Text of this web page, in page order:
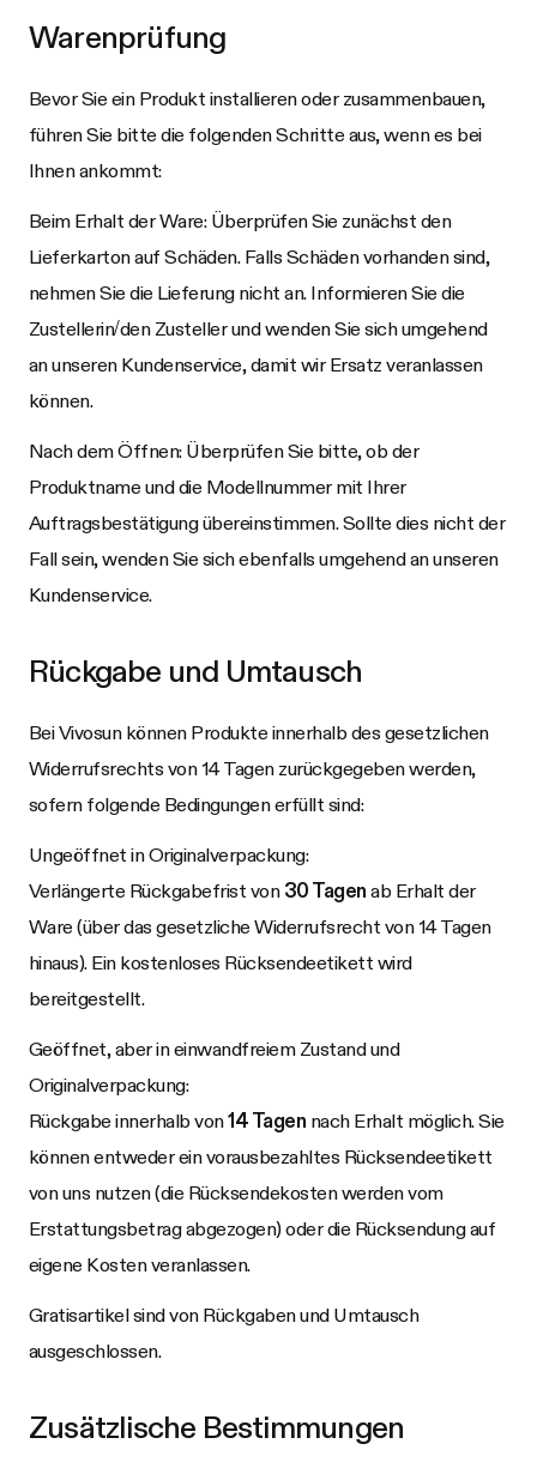
Warenprüfung
Bevor Sie ein Produkt installieren oder zusammenbauen,
führen Sie bitte die folgenden Schritte aus, wenn es bei
Ihnen ankommt:
Beim Erhalt der Ware: Überprüfen Sie zunächst den
Lieferkarton auf Schäden. Falls Schäden vorhanden sind,
nehmen Sie die Lieferung nicht an. Informieren Sie die
Zustellerin/den Zusteller und wenden Sie sich umgehend
an unseren Kundenservice, damit wir Ersatz veranlassen
können.
Nach dem Öffnen: Überprüfen Sie bitte, ob der
Produktname und die Modellnummer mit Ihrer
Auftragsbestätigung übereinstimmen. Sollte dies nicht der
Fall sein, wenden Sie sich ebenfalls umgehend an unseren
Kundenservice.
Rückgabe und Umtausch
BeiVivosunkönnen Produkte innerhalb des gesetzlichen
Widerrufsrechts von 14 Tagen zurückgegeben werden,
sofern folgende Bedingungen erfüllt sind:
Ungeöffnet in Originalverpackung:
Verlängerte Rückgabefrist von 30 Tagen ab Erhalt der
Ware (über das gesetzliche Widerrufsrecht von 14 Tagen
hinaus). Ein kostenloses Rücksendeetikett wird
bereitgestellt.
Geöffnet, aber in einwandfreiem Zustand und
Originalverpackung:
Rückgabe innerhalb von14 Tagen nach Erhalt möglich. Sie
können entweder ein vorausbezahltes Rücksendeetikett
von uns nutzen (die Rücksendekosten werden vom
Erstattungsbetrag abgezogen) oder die Rücksendung auf
eigene Kosten veranlassen.
Gratisartikel sind von Rückgaben und Umtausch
ausgeschlossen.
Zusätzlische Bestimmungen